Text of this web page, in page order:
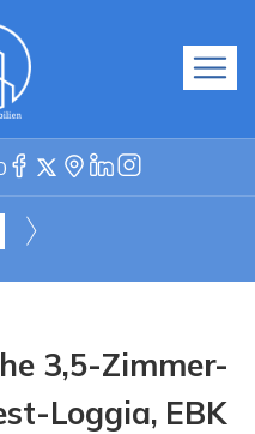
3,5-Zimmer-
Loggia, EBK